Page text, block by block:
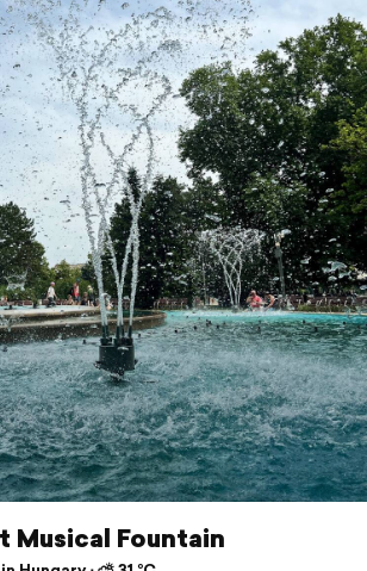
Musical Fountain